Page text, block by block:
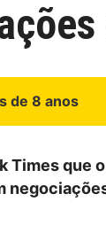
de 8 anos
Times